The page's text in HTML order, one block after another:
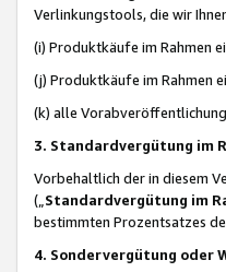
Verlinkungstools, die wir
(i) Produktkäufe im Rahmen
(j) Produktkäufe im Rahmen
(k) alle
3. Standardvergütung im
Vorbehaltlich der in diesem
(„ Standardvergütung im
bestimmten Prozentsatzes
4. Sondervergütung oder